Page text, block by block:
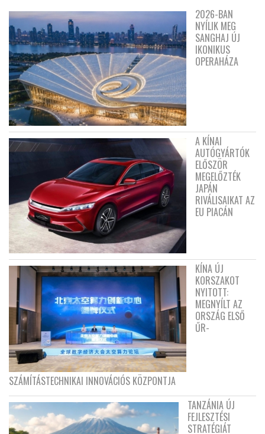
2026-BAN
NYÍLIK MEG
SANGHAJ ÚJ
IKONIKUS
OPERAHÁZA
A KÍNAI
AUTÓGYÁRTÓK
ELŐSZÖR
MEGELŐZTÉK
JAPÁN
RIVÁLISAIKAT AZ
EU PIACÁN
KÍNA ÚJ
KORSZAKOT
NYITOTT:
MEGNYÍLT AZ
ORSZÁG ELSŐ
ŰR-
SZÁMÍTÁSTECHNIKAI INNOVÁCIÓS KÖZPONTJA
TANZÁNIA ÚJ
FEJLESZTÉSI
STRATÉGIÁT